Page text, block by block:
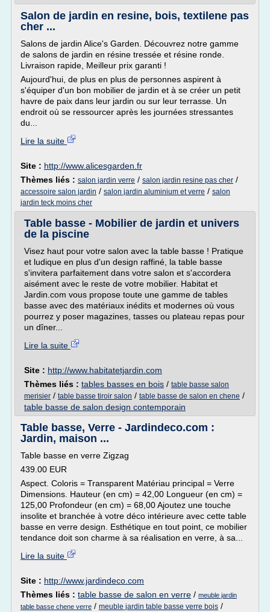
Salon de jardin en resine, bois, textilene pas
cher ...
Salons de jardin Alice's Garden. Découvrez notre gamme
de salons de jardin en résine tressée et résine ronde.
Livraison rapide, Meilleur prix garanti !
Aujourd'hui, de plus en plus de personnes aspirent à
s'équiper d'un bon mobilier de jardin et à se créer un petit
havre de paix dans leur jardin ou sur leur terrasse. Un
endroit où se ressourcer après les journées stressantes
du...
Lire la suite
Site : http://www.alicesgarden.fr
Thèmes liés : salon jardin verre / salon jardin resine pas cher /
accessoire salon jardin / salon jardin aluminium et verre / salon
jardin teck moins cher
Table basse - Mobilier de jardin et univers
de la piscine
Visez haut pour votre salon avec la table basse ! Pratique
et ludique en plus d'un design raffiné, la table basse
s'invitera parfaitement dans votre salon et s'accordera
aisément avec le reste de votre mobilier. Habitat et
Jardin.com vous propose toute une gamme de tables
basse avec des matériaux inédits et modernes où vous
pourrez y poser magazines, tasses ou plateau repas pour
un dîner...
Lire la suite
Site : http://www.habitatetjardin.com
Thèmes liés : tables basses en bois / table basse salon
merisier / table basse tiroir salon / table basse de salon en chene /
table basse de salon design contemporain
Table basse, Verre - Jardindeco.com :
Jardin, maison ...
Table basse en verre Zigzag
439.00 EUR
Aspect. Coloris = Transparent Matériau principal = Verre
Dimensions. Hauteur (en cm) = 42,00 Longueur (en cm) =
125,00 Profondeur (en cm) = 68,00 Ajoutez une touche
insolite et branchée à votre déco intérieure avec cette table
basse en verre design. Esthétique en tout point, ce mobilier
tendance doit son charme à sa réalisation en verre, à sa...
Lire la suite
Site : http://www.jardindeco.com
Thèmes liés : table basse de salon en verre / meuble jardin
table basse chene verre / meuble jardin table basse verre bois /